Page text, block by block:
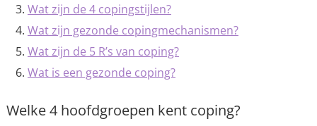
Wat zijn de 4 copingstijlen?
Wat zijn gezonde copingmechanismen?
Wat zijn de 5 R’s van coping?
Wat is een gezonde coping?
Welke 4 hoofdgroepen kent coping?